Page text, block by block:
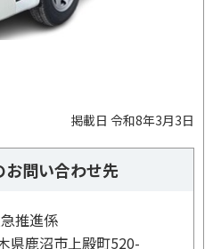
掲載日 令和8年3月3日
お問い合わせ先
推進係
県鹿沼市上殿町520-